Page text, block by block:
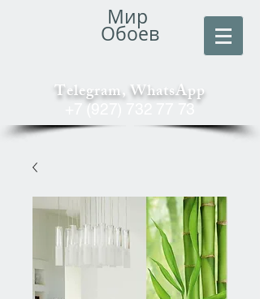
Мир
Обоев
Telegram, WhatsApp
+7 (927) 732 77 73